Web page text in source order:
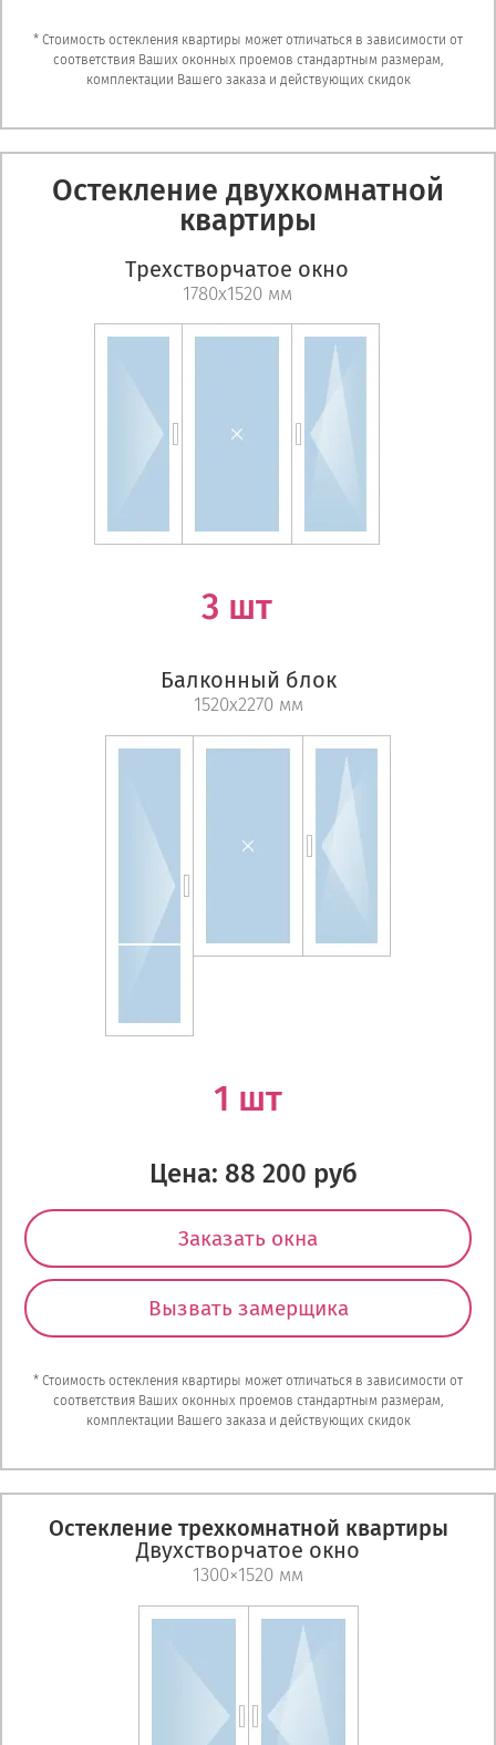
* Стоимость остекления квартиры может отличаться в зависимости от
соответствия Ваших оконных проемов стандартным размерам,
комплектации Вашего заказа и действующих скидок
Остекление двухкомнатной
квартиры
Трехстворчатое окно
1780х1520 мм
3 шт
Балконный блок
1520х2270 мм
1 шт
Цена: 88 200 руб
Заказать окна
Вызвать замерщика
* Стоимость остекления квартиры может отличаться в зависимости от
соответствия Ваших оконных проемов стандартным размерам,
комплектации Вашего заказа и действующих скидок
Остекление трехкомнатной квартиры
Двухстворчатое окно
1300×1520 мм